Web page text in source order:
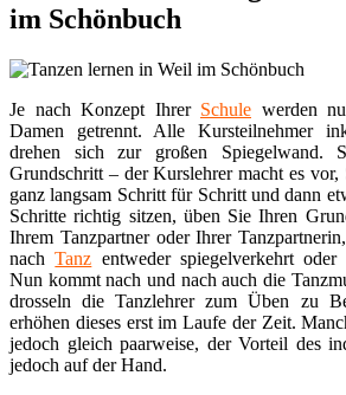
im Schönbuch
Je nach Konzept Ihrer Schule werden
Damen getrennt. Alle Kursteilnehmer
drehen sich zur großen Spiegelwand.
Grundschritt – der Kurslehrer macht es vor,
ganz langsam Schritt für Schritt und dann
Schritte richtig sitzen, üben Sie Ihren
Ihrem Tanzpartner oder Ihrer
nachTanz entweder spiegelverkehrt oder
Nun kommt nach und nach auch die
drosseln die Tanzlehrer zum Üben zu
erhöhen dieses erst im Laufe der Zeit.
jedoch gleich paarweise, der Vorteil des
jedoch auf der Hand.